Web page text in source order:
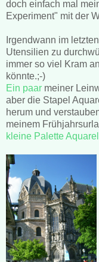
doch einfach mal
Experiment" mit der
Irgendwann im
Utensilien zu
immer so viel Kram
könnte.;-)
Ein paar meiner
aber die Stapel
herum und
meinem
kleine Palette